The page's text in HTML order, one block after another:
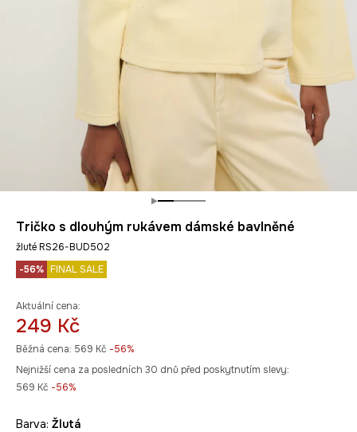
Tričko s dlouhým rukávem dámské bavlněné
žluté RS26-BUD502
-56% FINAL SALE
Aktuální cena:
249 Kč
Běžná cena: 569 Kč -56%
Nejnižší cena za posledních 30 dnů před poskytnutím slevy:
569 Kč -56%
Barva: žlutá